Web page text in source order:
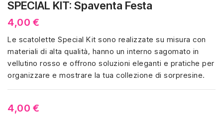
SPECIAL KIT: Spaventa Festa
4,00 €
Le scatolette Special Kit sono realizzate su misura con
materiali di alta qualità, hanno un interno sagomato in
vellutino rosso e offrono soluzioni eleganti e pratiche per
organizzare e mostrare la tua collezione di sorpresine.
4,00 €